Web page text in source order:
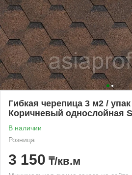
Гибкая черепица 3 м2 /
Коричневый однослойная
В наличии
Розница
3 150 ₸/кв.м